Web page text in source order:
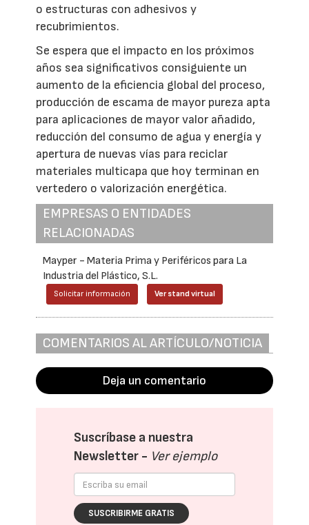
o estructuras con adhesivos y
recubrimientos.
Se espera que el impacto en los próximos
años sea significativos consiguiente un
aumento de la eficiencia global del proceso,
producción de escama de mayor pureza apta
para aplicaciones de mayor valor añadido,
reducción del consumo de agua y energía y
apertura de nuevas vías para reciclar
materiales multicapa que hoy terminan en
vertedero o valorización energética.
EMPRESAS O ENTIDADES
RELACIONADAS
Mayper - Materia Prima y Periféricos para La
Industria del Plástico, S.L.
Solicitar información Ver stand virtual
COMENTARIOS AL ARTÍCULO/NOTICIA
Deja un comentario
Suscríbase a nuestra
Newsletter - Ver ejemplo
SUSCRIBIRME GRATIS